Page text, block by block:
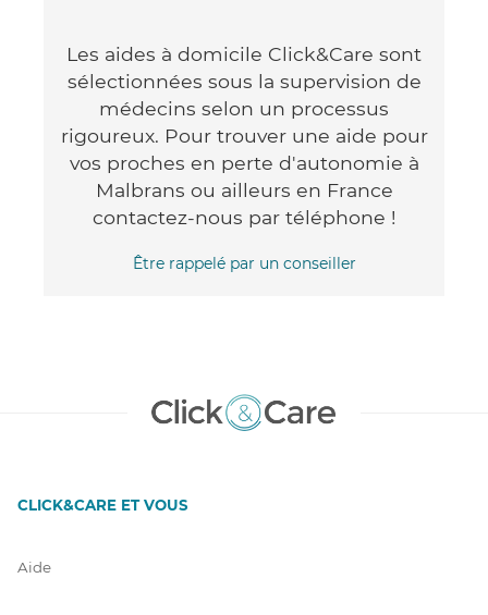
Les aides à domicile Click&Care sont
sélectionnées sous la supervision de
médecins selon un processus
rigoureux. Pour trouver une aide pour
vos proches en perte d'autonomie à
Malbrans ou ailleurs en France
contactez-nous par téléphone !
Être rappelé par un conseiller
CLICK&CARE ET VOUS
Aide